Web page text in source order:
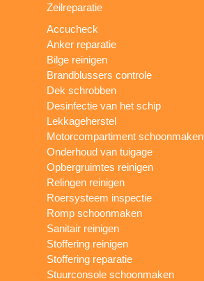
Zeilreparatie
Accucheck
Anker reparatie
Bilge reinigen
Brandblussers controle
Dek schrobben
Desinfectie van het schip
Lekkageherstel
Motorcompartiment schoonmaken
Onderhoud van tuigage
Opbergruimtes reinigen
Relingen reinigen
Roersysteem inspectie
Romp schoonmaken
Sanitair reinigen
Stoffering reinigen
Stoffering reparatie
Stuurconsole schoonmaken